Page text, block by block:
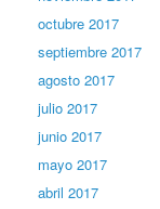
octubre 2017
septiembre 2017
agosto 2017
julio 2017
junio 2017
mayo 2017
abril 2017